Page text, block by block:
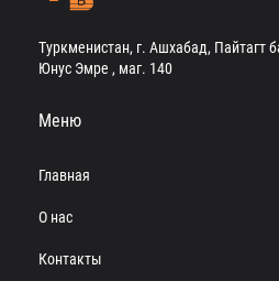
Туркменистан, г. Ашхабад, Пайтагт
Юнус Эмре , маг. 140
Меню
Главная
О нас
Контакты